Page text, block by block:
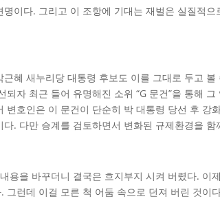
이다. 그리고 이 조항에 기대는 재벌은 실질적
혜 새누리당 대통령 후보도 이를 그대로 두고
자 최근 들어 유명해진 소위 “G 문건”을 통해
호인은 이 문건이 단순히 박 대통령 당선 후
. 다만 승계를 검토하면서 변화된 규제환경을
용을 바꾸더니 결국은 흐지부지 시켜 버렸다.
런데 이걸 모른 척 어둠 속으로 던져 버린 것이